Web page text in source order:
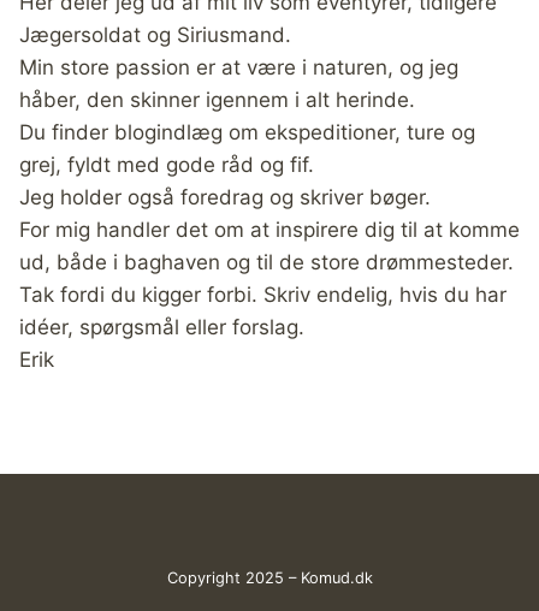
Jægersoldat og Siriusmand.
Min store passion er at være i naturen, og jeg
håber, den skinner igennem i alt herinde.
Du finder blogindlæg om ekspeditioner, ture og
grej, fyldt med gode råd og fif.
Jeg holder også foredrag og skriver bøger.
For mig handler det om at inspirere dig til at komme
ud, både i baghaven og til de store drømmesteder.
Tak fordi du kigger forbi. Skriv endelig, hvis du har
idéer, spørgsmål eller forslag.
Erik
Copyright 2025 – Komud.dk